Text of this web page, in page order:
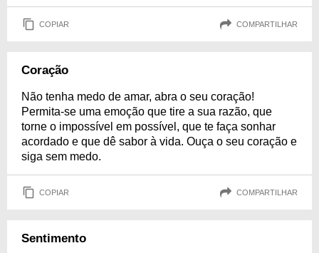
COPIAR COMPARTILHAR
Coração
Não tenha medo de amar, abra o seu coração!
Permita-se uma emoção que tire a sua razão, que
torne o impossível em possível, que te faça sonhar
acordado e que dê sabor à vida. Ouça o seu coração e
siga sem medo.
COPIAR COMPARTILHAR
Sentimento